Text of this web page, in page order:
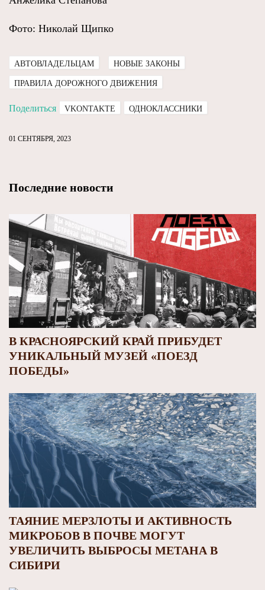
Фото: Николай Щипко
АВТОВЛАДЕЛЬЦАМ НОВЫЕ ЗАКОНЫ
ПРАВИЛА ДОРОЖНОГО ДВИЖЕНИЯ
Поделиться VKONTAKTE ОДНОКЛАССНИКИ
01 СЕНТЯБРЯ, 2023
Последние новости
В КРАСНОЯРСКИЙ КРАЙ ПРИБУДЕТ
УНИКАЛЬНЫЙ МУЗЕЙ «ПОЕЗД
ПОБЕДЫ»
ТАЯНИЕ МЕРЗЛОТЫ И АКТИВНОСТЬ
МИКРОБОВ В ПОЧВЕ МОГУТ
УВЕЛИЧИТЬ ВЫБРОСЫ МЕТАНА В
СИБИРИ